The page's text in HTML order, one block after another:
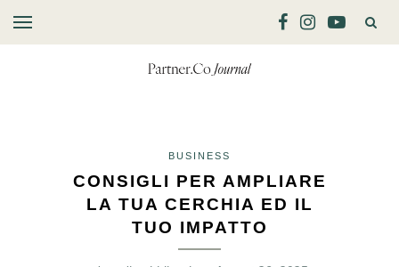
BUSINESS
CONSIGLI PER AMPLIARE
LA TUA CERCHIA ED IL
TUO IMPATTO